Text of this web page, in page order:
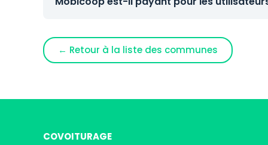
← Retour à la liste des communes
COVOITURAGE